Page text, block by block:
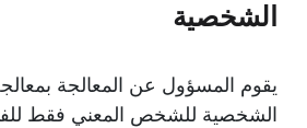
الشخصية
يقوم المسؤول عن المعالجة
الشخصية للشخص المعني فقط